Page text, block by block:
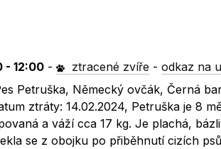
- 12:00 - ztracené zvíře -odkaz na
Petruška, Německý ovčák, Černá
ztráty: 14.02.2024, Petruška je 8
a váží cca 17 kg. Je plachá,
se z obojku po přiběhnutí cizích